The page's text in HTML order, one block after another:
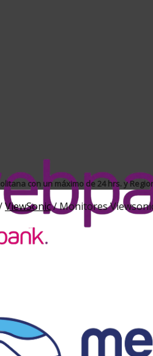
con un máximo de 24 hrs. y
ViewSonic/Monitores